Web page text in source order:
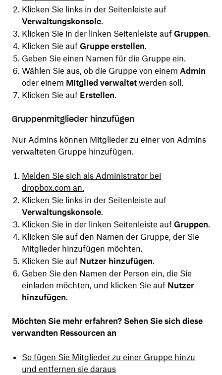
Klicken Sie links in der Seitenleiste auf
Verwaltungskonsole.
Klicken Sie in der linken Seitenleiste auf Gruppen.
Klicken Sie auf Gruppe erstellen.
Geben Sie einen Namen für die Gruppe ein.
Wählen Sie aus, ob die Gruppe von einem Admin
oder einem Mitglied verwaltetwerden soll.
Klicken Sie auf Erstellen.
Gruppenmitglieder hinzufügen
Nur Admins können Mitglieder zu einer von Admins
verwalteten Gruppe hinzufügen.
Melden Sie sich als Administrator bei
dropbox.com an.
Klicken Sie links in der Seitenleiste auf
Verwaltungskonsole.
Klicken Sie in der linken Seitenleiste auf Gruppen.
Klicken Sie auf den Namen der Gruppe, der Sie
Mitglieder hinzufügen möchten.
Klicken Sie auf Nutzer hinzufügen.
Geben Sie den Namen der Person ein, die Sie
einladen möchten, und klicken Sie auf Nutzer
hinzufügen.
Möchten Sie mehr erfahren? Sehen Sie sich diese
verwandten Ressourcen an
So fügen Sie Mitglieder zu einer Gruppe hinzu
und entfernen sie daraus